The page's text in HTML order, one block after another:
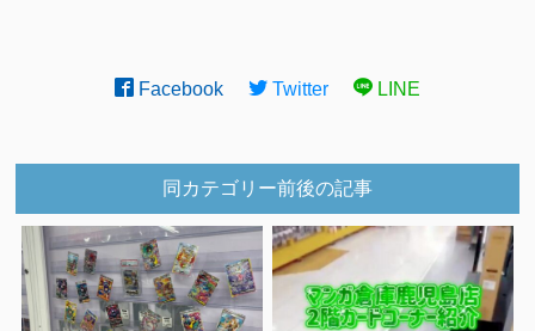
Facebook Twitter LINE
同カテゴリー前後の記事